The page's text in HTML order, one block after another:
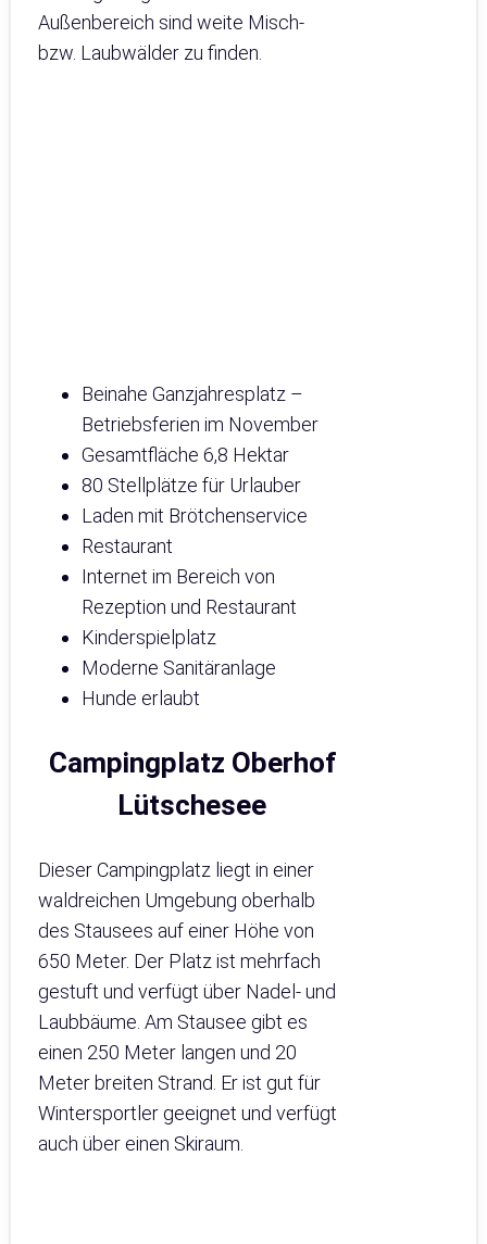
Außenbereich sind weite Misch-
bzw. Laubwälder zu finden.
Beinahe Ganzjahresplatz –
Betriebsferien im November
Gesamtfläche 6,8 Hektar
80 Stellplätze für Urlauber
Laden mit Brötchenservice
Restaurant
Internet im Bereich von
Rezeption und Restaurant
Kinderspielplatz
Moderne Sanitäranlage
Hunde erlaubt
Campingplatz Oberhof
Lütschesee
Dieser Campingplatz liegt in einer
waldreichen Umgebung oberhalb
des Stausees auf einer Höhe von
650 Meter. Der Platz ist mehrfach
gestuft und verfügt über Nadel- und
Laubbäume. Am Stausee gibt es
einen 250 Meter langen und 20
Meter breiten Strand. Er ist gut für
Wintersportler geeignet und verfügt
auch über einen Skiraum.